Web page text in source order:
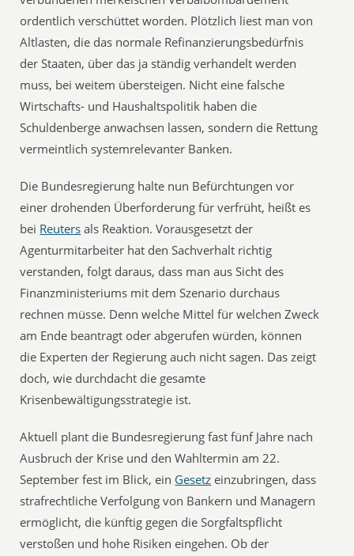
ordentlich verschüttet worden. Plötzlich liest man von
Altlasten, die das normale Refinanzierungsbedürfnis
der Staaten, über das ja ständig verhandelt werden
muss, bei weitem übersteigen. Nicht eine falsche
Wirtschafts- und Haushaltspolitik haben die
Schuldenberge anwachsen lassen, sondern die Rettung
vermeintlich systemrelevanter Banken.
Die Bundesregierung halte nun Befürchtungen vor
einer drohenden Überforderung für verfrüht, heißt es
bei Reuters als Reaktion. Vorausgesetzt der
Agenturmitarbeiter hat den Sachverhalt richtig
verstanden, folgt daraus, dass man aus Sicht des
Finanzministeriums mit dem Szenario durchaus
rechnen müsse. Denn welche Mittel für welchen Zweck
am Ende beantragt oder abgerufen würden, können
die Experten der Regierung auch nicht sagen. Das zeigt
doch, wie durchdacht die gesamte
Krisenbewältigungsstrategie ist.
Aktuell plant die Bundesregierung fast fünf Jahre nach
Ausbruch der Krise und den Wahltermin am 22.
September fest im Blick, ein Gesetz einzubringen, dass
strafrechtliche Verfolgung von Bankern und Managern
ermöglicht, die künftig gegen die Sorgfaltspflicht
verstoßen und hohe Risiken eingehen. Ob der